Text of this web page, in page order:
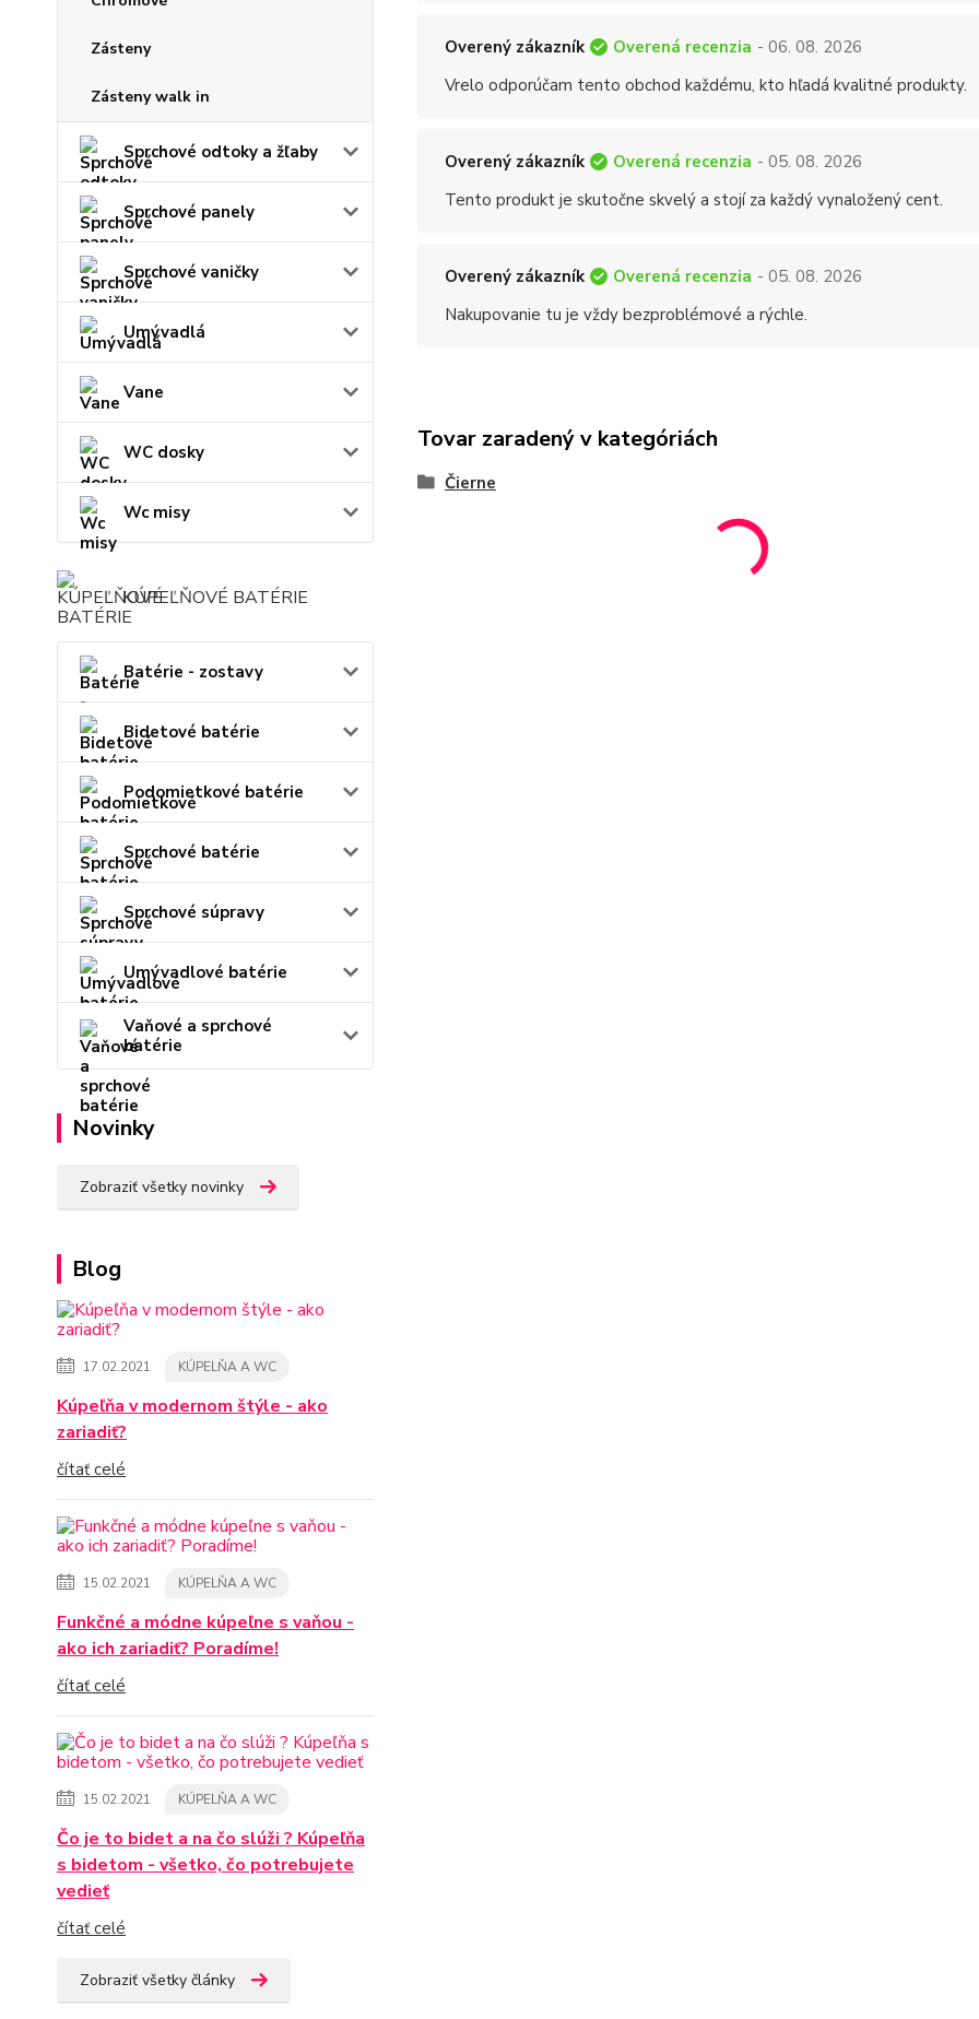
Zásteny
Zásteny walk in
Sprchové odtoky a žľaby
Sprchové panely
Sprchové vaničky
Umývadlá
Vane
WC dosky
Wc misy
KÚPEĽŇOVÉ BATÉRIE
Batérie - zostavy
Bidetové batérie
Podomietkové batérie
Sprchové batérie
Sprchové súpravy
Umývadlové batérie
Vaňové a sprchové
batérie
Novinky
Zobraziť všetky novinky
Blog
17.02.2021 KÚPELŇA A WC
Kúpeľňa v modernom štýle - ako
zariadiť?
čítať celé
15.02.2021 KÚPELŇA A WC
Funkčné a módne kúpeľne s vaňou -
ako ich zariadiť? Poradíme!
čítať celé
15.02.2021 KÚPELŇA A WC
Čo je to bidet a na čo slúži ? Kúpeľňa
s bidetom - všetko, čo potrebujete
vedieť
čítať celé
Zobraziť všetky články
Overený zákazník Overená recenzia - 06. 08. 2026
Vrelo odporúčam tento obchod každému, kto hľadá kvalitné produkty.
Overený zákazník Overená recenzia - 05. 08. 2026
Tento produkt je skutočne skvelý a stojí za každý vynaložený cent.
Overený zákazník Overená recenzia - 05. 08. 2026
Nakupovanie tu je vždy bezproblémové a rýchle.
Tovar zaradený v kategóriách
Čierne